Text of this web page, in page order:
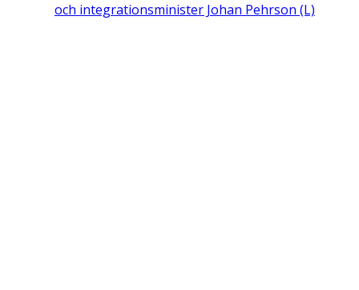
och integrationsminister Johan Pehrson (L)